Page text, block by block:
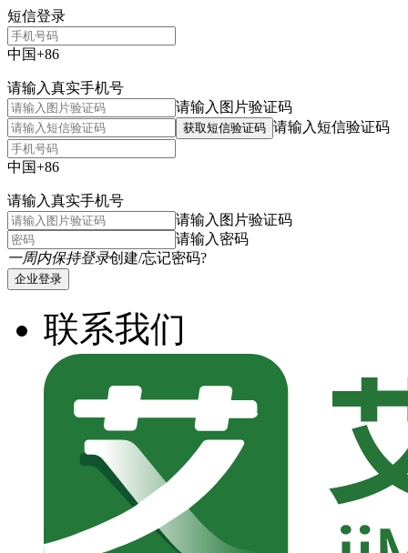
短信登录
中国+86
请输入真实手机号
请输入图片验证码
获取短信验证码 请输入短信验证码
中国+86
请输入真实手机号
请输入图片验证码
请输入密码
一周内保持登录创建/忘记密码?
企业登录
联系我们